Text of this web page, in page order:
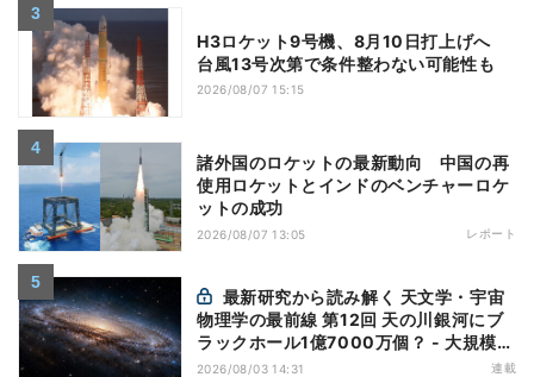
H3ロケット9号機、8月10日打上げへ
台風13号次第で条件整わない可能性も
2026/08/07 15:15
諸外国のロケットの最新動向 中国の再
使用ロケットとインドのベンチャーロケ
ットの成功
2026/08/07 13:05 レポート
物理学の最前線 第12回 天の川銀河にブ
ラックホール1億7000万個？ - 大規模計
算が描くその分布
2026/08/03 14:31 連載